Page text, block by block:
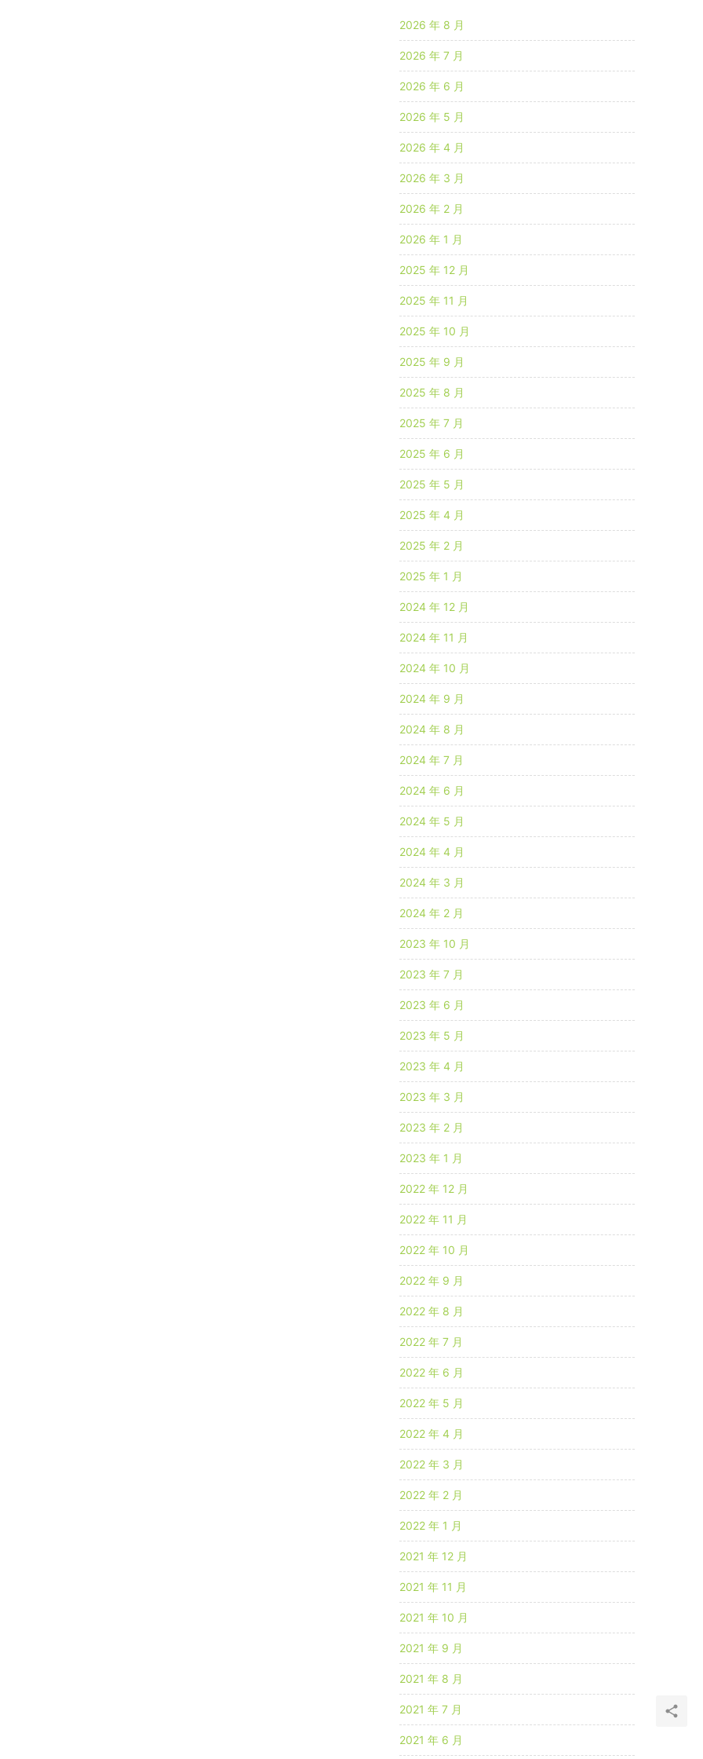
2026 年 8 月
2026 年 7 月
2026 年 6 月
2026 年 5 月
2026 年 4 月
2026 年 3 月
2026 年 2 月
2026 年 1 月
2025 年 12 月
2025 年 11 月
2025 年 10 月
2025 年 9 月
2025 年 8 月
2025 年 7 月
2025 年 6 月
2025 年 5 月
2025 年 4 月
2025 年 2 月
2025 年 1 月
2024 年 12 月
2024 年 11 月
2024 年 10 月
2024 年 9 月
2024 年 8 月
2024 年 7 月
2024 年 6 月
2024 年 5 月
2024 年 4 月
2024 年 3 月
2024 年 2 月
2023 年 10 月
2023 年 7 月
2023 年 6 月
2023 年 5 月
2023 年 4 月
2023 年 3 月
2023 年 2 月
2023 年 1 月
2022 年 12 月
2022 年 11 月
2022 年 10 月
2022 年 9 月
2022 年 8 月
2022 年 7 月
2022 年 6 月
2022 年 5 月
2022 年 4 月
2022 年 3 月
2022 年 2 月
2022 年 1 月
2021 年 12 月
2021 年 11 月
2021 年 10 月
2021 年 9 月
2021 年 8 月
2021 年 7 月
2021 年 6 月